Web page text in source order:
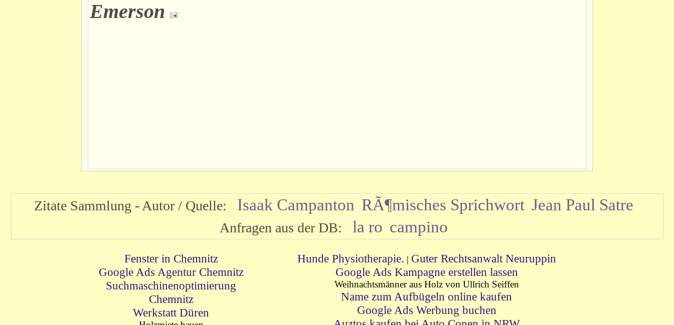
Emerson
Zitate Sammlung - Autor / Quelle: Isaak Campanton RÃ¶misches Sprichwort Jean Paul Satre
Anfragen aus der DB: la ro campino
Fenster in Chemnitz
Google Ads Agentur Chemnitz
Suchmaschinenoptimierung
Chemnitz
Werkstatt Düren
Hunde Physiotherapie. | Guter Rechtsanwalt Neuruppin
Google Ads Kampagne erstellen lassen
Weihnachtsmänner aus Holz von Ullrich Seiffen
Name zum Aufbügeln online kaufen
Google Ads Werbung buchen